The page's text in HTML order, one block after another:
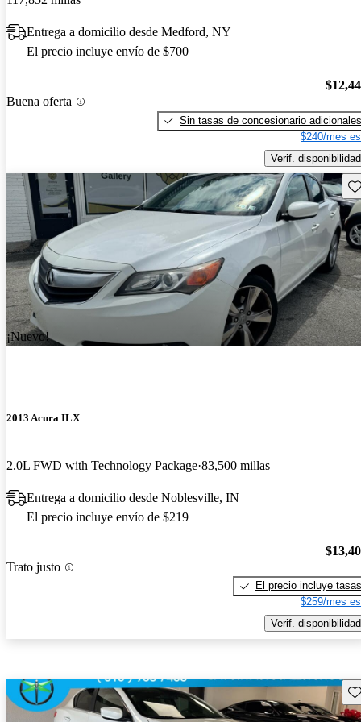
Entrega a domicilio desde Medford, NY
El precio incluye envío de $700
Buena oferta
Sin tasas de concesionario adicionales
$240/mes
Verif. disponibilidad
¡Nuevo!
2013 Acura ILX
2.0L FWD with Technology Package 83,500 millas
Entrega a domicilio desde Noblesville, IN
El precio incluye envío de $219
Trato justo
El precio incluye tasas
$259/mes
Verif. disponibilidad